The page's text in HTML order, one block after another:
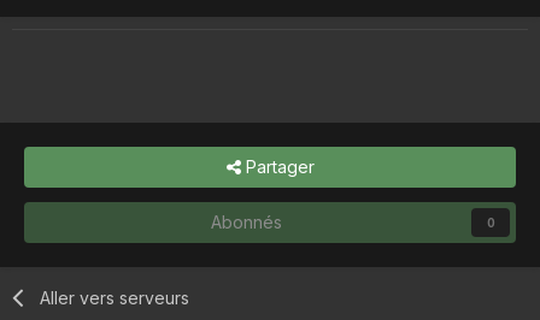
Partager
Abonnés 0
Aller vers serveurs